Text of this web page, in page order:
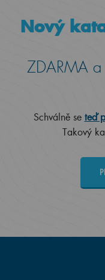
Nový
ZDARMA
Schválně se teď
Takový